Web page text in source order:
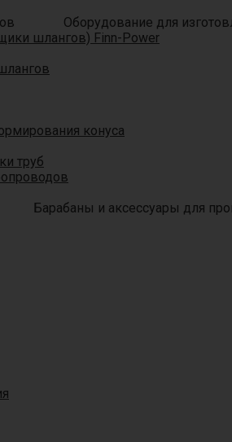
Оборудование для
шлангов) Finn-Power
конуса
труб
Барабаны и аксессуары для